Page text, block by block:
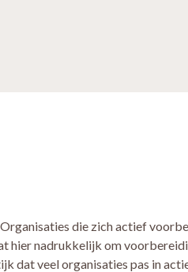
die zich actief
hier nadrukkelijk om
dat veel organisaties pas in